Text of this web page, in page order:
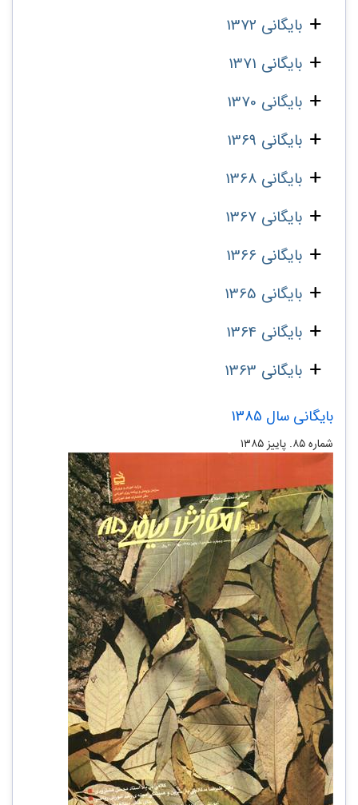
بایگانی 1372
بایگانی 1371
بایگانی 1370
بایگانی 1369
بایگانی 1368
بایگانی 1367
بایگانی 1366
بایگانی 1365
بایگانی 1364
بایگانی 1363
بایگانی سال 1385
شماره ۸۵. پاییز ۱۳۸۵